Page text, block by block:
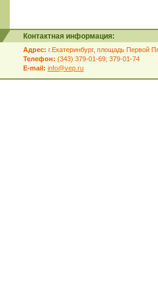
Контактная информация:
Адрес: г.Екатеринбург, площадь Первой
Телефон: (343) 379-01-69; 379-01-74
E-mail: info@vep.ru